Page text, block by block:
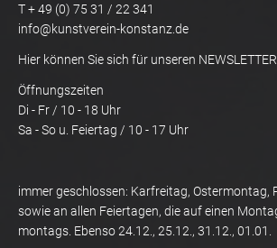
T + 49 (0) 75 31 / 22 341
info@kunstverein-konstanz.de
Hier können Sie sich für unseren
Öffnungszeiten
Di - Fr / 10 - 18 Uhr
Sa - So u. Feiertag / 10 - 17 Uhr
immer geschlossen: Karfreitag, Ostermontag,
sowie an allen Feiertagen, die auf einen
montags. Ebenso 24.12., 25.12., 31.12., 01.01.